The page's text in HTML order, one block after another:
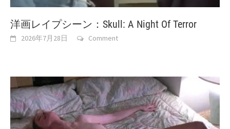
洋画レイプシーン：Skull: A Night Of Terror
2026年7月28日 Comment